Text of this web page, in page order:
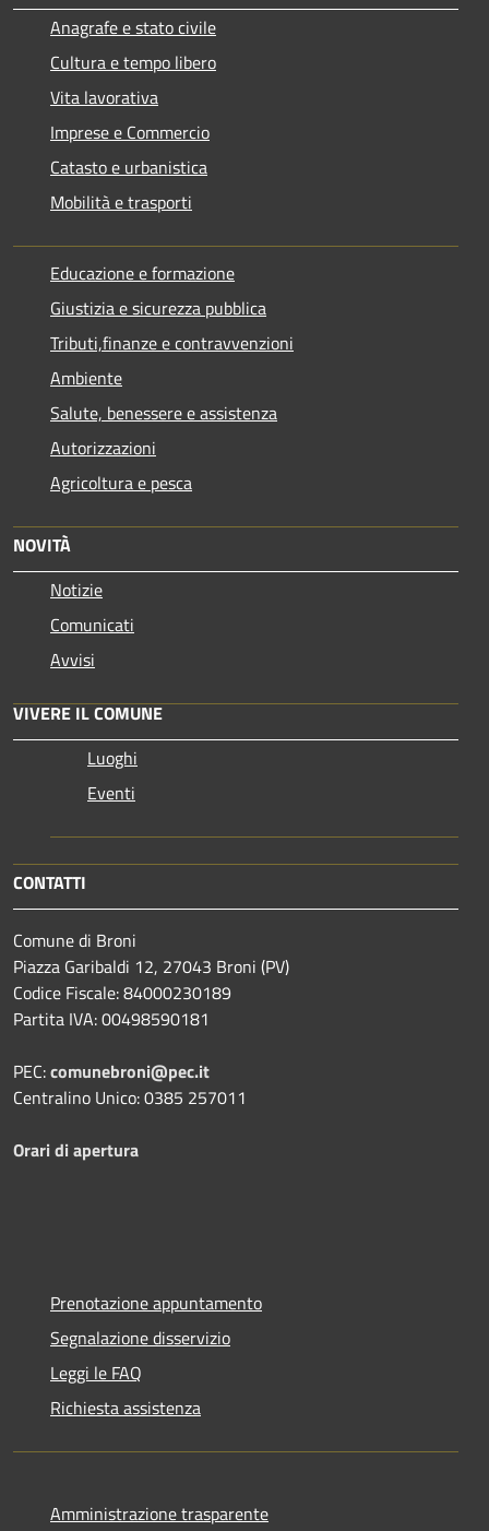
Anagrafe e stato civile
Cultura e tempo libero
Vita lavorativa
Imprese e Commercio
Catasto e urbanistica
Mobilità e trasporti
Educazione e formazione
Giustizia e sicurezza pubblica
Tributi,finanze e contravvenzioni
Ambiente
Salute, benessere e assistenza
Autorizzazioni
Agricoltura e pesca
NOVITÀ
Notizie
Comunicati
Avvisi
VIVERE IL COMUNE
Luoghi
Eventi
CONTATTI
Comune di Broni
Piazza Garibaldi 12, 27043 Broni (PV)
Codice Fiscale: 84000230189
Partita IVA: 00498590181
PEC:comunebroni@pec.it
Centralino Unico: 0385 257011
Orari di apertura
Prenotazione appuntamento
Segnalazione disservizio
Leggi le FAQ
Richiesta assistenza
Amministrazione trasparente